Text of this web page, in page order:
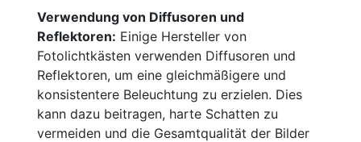
Verwendung von Diffusoren und
Reflektoren: Einige Hersteller von
Fotolichtkästen verwenden Diffusoren und
Reflektoren, um eine gleichmäßigere und
konsistentere Beleuchtung zu erzielen. Dies
kann dazu beitragen, harte Schatten zu
vermeiden und die Gesamtqualität der Bilder